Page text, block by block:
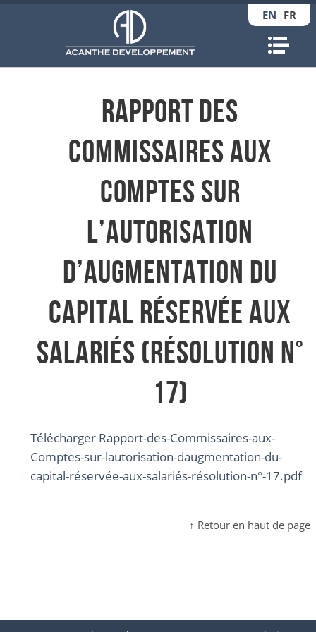
EN FR
Rapport des
Commissaires aux
Comptes sur
l’autorisation
d’augmentation du
capital réservée aux
salariés (résolution n°
17)
Télécharger Rapport-des-Commissaires-aux-
Comptes-sur-lautorisation-daugmentation-du-
capital-réservée-aux-salariés-résolution-n°-17.pdf
↑ Retour en haut de page